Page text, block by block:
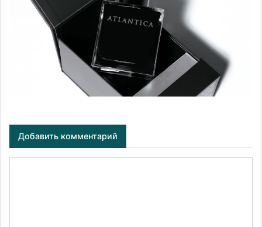
Добавить комментарий